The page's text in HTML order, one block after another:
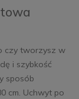
czy tworzysz w
i szybkość
sposób
cm. Uchwyt po